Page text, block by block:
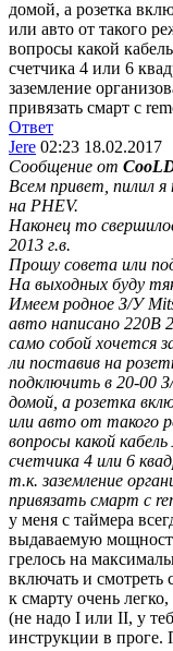
домой, а розетка
или авто от такого
вопросы какой
счетчика 4 или 6
заземление
привязать смарт с
Ответ
Jere 02:23 18.02.2017
Сообщение от
Всем привет, пилил
на PHEV.
Наконец то
2013 г.в.
Прошу совета или
На выходных буду
Имеем родное З/У
авто написано 220В
само собой хочется
ли поставив на
подключить в 20-00
домой, а розетка
или авто от такого
вопросы какой
счетчика 4 или 6
т.к. заземление
привязать смарт с
у меня с таймера
выдаваемую
грелось на
включать и смотреть
к смарту очень
(не надо I или II, у
инструкции в проге.